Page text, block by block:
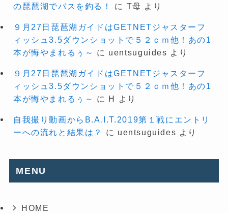
の琵琶湖でバスを釣る！
に T母 より
９月27日琵琶湖ガイドはGETNETジャスターフ
ィッシュ3.5ダウンショットで５２ｃｍ他！あの1
本が悔やまれるぅ～
に uentsuguides より
９月27日琵琶湖ガイドはGETNETジャスターフ
ィッシュ3.5ダウンショットで５２ｃｍ他！あの1
本が悔やまれるぅ～
に H より
自我撮り動画からB.A.I.T.2019第１戦にエントリ
ーへの流れと結果は？
に uentsuguides より
MENU
HOME